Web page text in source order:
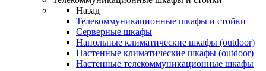
Назад
Телекоммуникационные шкафы и стойки
Серверные шкафы
Напольные климатические шкафы (outdoor)
Настенные климатические шкафы (outdoor)
Настенные телекоммуникационные шкафы